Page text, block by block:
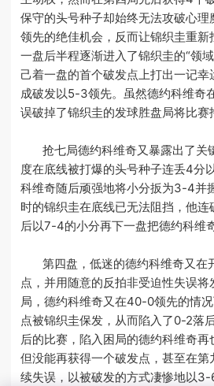
保守的头号种子却始终无法攻破心
领先的绝佳机会，反而让锦织圭重
一盘后半程逐渐进入了锦织圭的“领
己着一盘的首个破发点上打出一记
成破发以5-3领先。虽然德约科维奇
误破掉了锦织圭的发球胜盘局将比赛
抢七局德约科维奇又暴露出了关
度在底线被打爆的头号种子连丢4分
科维奇随后顽强地将小分扳为3-4并
时的锦织圭在底线已无法阻挡，他
后以7-4的小分再下一盘把德约科维
第四盘，低迷的德约科维奇又在
点，并用随意的反拍非受迫性失误
局，德约科维奇又在40-0领先的情
点被锦织圭保发，从而陷入了0-2落
后的比赛，陷入困局的德约科维奇
但没能再获得一个破发点，甚至在
续失误，以被破发的方式凄惨地以